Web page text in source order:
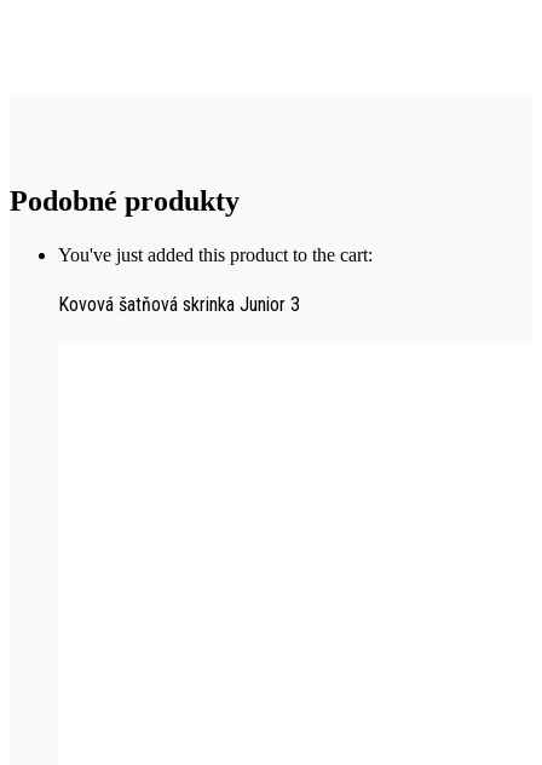
Podobné produkty
You've just added this product to the cart:
Kovová šatňová skrinka Junior 3